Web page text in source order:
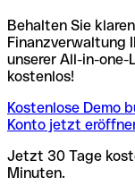
Behalten Sie
Finanzverwaltung
unserer All-in-one-
kostenlos!
Kostenlose Demo
Konto jetzt
Jetzt 30 Tage
Minuten.